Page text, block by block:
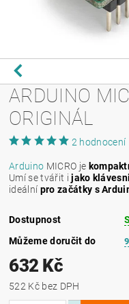
ARDUINO
ORIGINÁL
2 hodnocení
Arduino MICRO je
Umí se tvářit ijako
ideální pro začátky s
Dostupnost
Můžeme doručit do
632 Kč
522 Kč bez DPH